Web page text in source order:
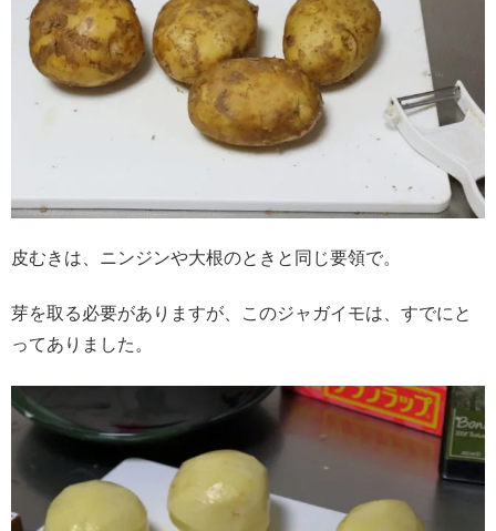
皮むきは、ニンジンや大根のときと同じ要領で。
芽を取る必要がありますが、このジャガイモは、すでにと
ってありました。